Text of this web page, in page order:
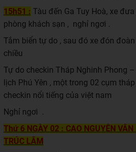
15h51 : Tàu đến Ga Tuy Hoà, xe
phòng khách sạn , nghỉ ngơi .
Tắm biển tự do , sau đó xe đón
chiều
Tự do checkin Tháp Nghinh Phong
lịch Phú Yên , một trong 02 cụm
checkin nổi tiếng của việt nam
Nghỉ ngơi .
Thứ 6 NGÀY 02 : CAO NGUYÊN
TRÚC LÂM